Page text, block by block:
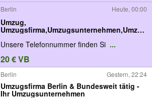
Berlin Heute, 00:00
Umzug,
Umzugsfirma,Umzugsunternehmen,Umzug
shelfer
Unsere Telefonnummer finden Si ...
20 € VB
Berlin Gestern, 22:24
Umzugsfirma Berlin & Bundesweit tätig -
Ihr Umzugsunternehmen